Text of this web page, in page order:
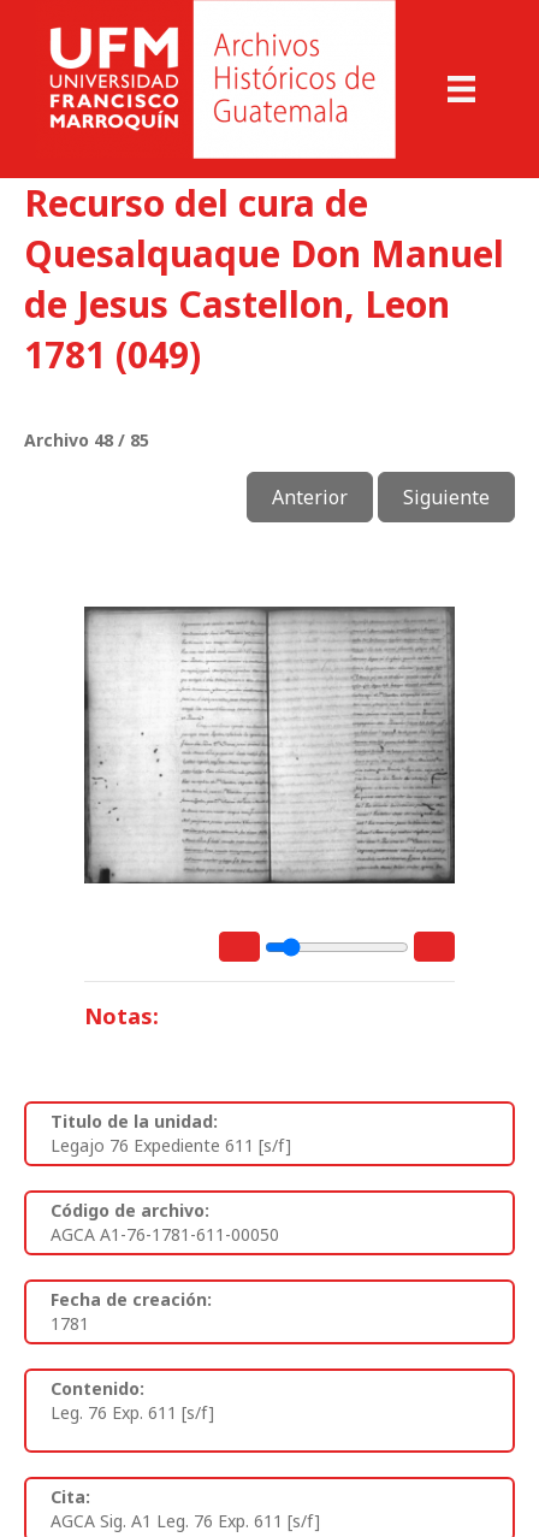
Recurso del cura de
Quesalquaque Don Manuel
de Jesus Castellon, Leon
1781 (049)
Archivo 48 / 85
Anterior Siguiente
Notas:
Titulo de la unidad:
Legajo 76 Expediente 611 [s/f]
Código de archivo:
AGCA A1-76-1781-611-00050
Fecha de creación:
1781
Contenido:
Leg. 76 Exp. 611 [s/f]
Cita:
AGCA Sig. A1 Leg. 76 Exp. 611 [s/f]